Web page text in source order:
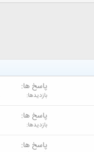
پاسخ ها
بازدیدها
پاسخ ها
بازدیدها
پاسخ ها